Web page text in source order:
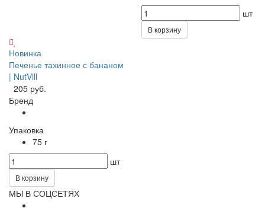
шт
В корзину
Новинка
Печенье тахинное с бананом
| NutVill
205 руб.
Бренд
Упаковка
75 г
шт
В корзину
МЫ В СОЦСЕТЯХ